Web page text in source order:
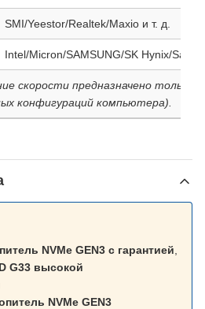
SMI/Yeestor/Realtek/Maxio и т. д.
Intel/Micron/SAMSUNG/SK Hynix/
скорости предназначено только
конфигураций компьютера).
NVMe GEN3 с гарантией
G33 высокой
NVMe GEN3